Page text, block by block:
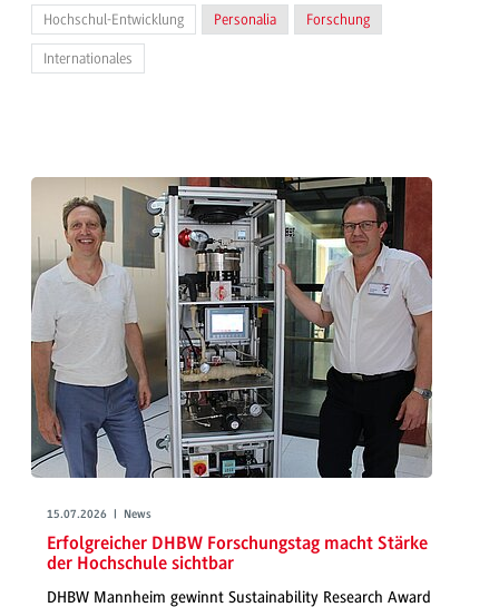
Hochschul-Entwicklung Personalia Forschung
Internationales
15.07.2026 | News
Erfolgreicher DHBW Forschungstag macht Stärke
der Hochschule sichtbar
DHBW Mannheim gewinnt Sustainability Research Award